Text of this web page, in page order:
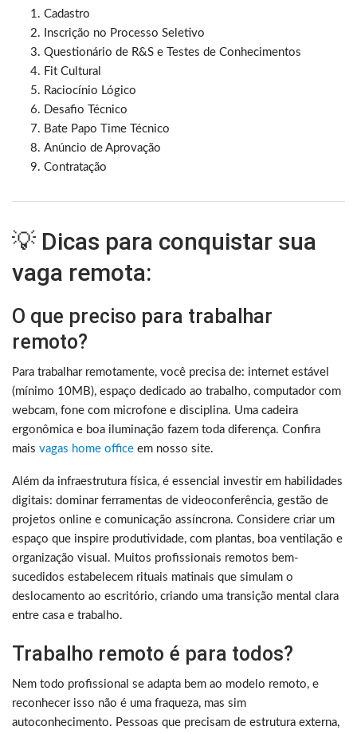
Cadastro
Inscrição no Processo Seletivo
Questionário de R&S e Testes de Conhecimentos
Fit Cultural
Raciocínio Lógico
Desafio Técnico
Bate Papo Time Técnico
Anúncio de Aprovação
Contratação
💡 Dicas para conquistar sua
vaga remota:
O que preciso para trabalhar
remoto?
Para trabalhar remotamente, você precisa de: internet estável
(mínimo 10MB), espaço dedicado ao trabalho, computador com
webcam, fone com microfone e disciplina. Uma cadeira
ergonômica e boa iluminação fazem toda diferença. Confira
mais vagas home office em nosso site.
Além da infraestrutura física, é essencial investir em habilidades
digitais: dominar ferramentas de videoconferência, gestão de
projetos online e comunicação assíncrona. Considere criar um
espaço que inspire produtividade, com plantas, boa ventilação e
organização visual. Muitos profissionais remotos bem-
sucedidos estabelecem rituais matinais que simulam o
deslocamento ao escritório, criando uma transição mental clara
entre casa e trabalho.
Trabalho remoto é para todos?
Nem todo profissional se adapta bem ao modelo remoto, e
reconhecer isso não é uma fraqueza, mas sim
autoconhecimento. Pessoas que precisam de estrutura externa,